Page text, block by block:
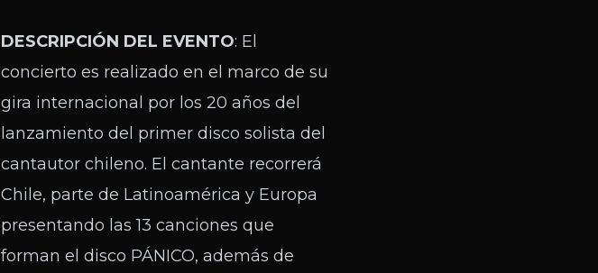
DESCRIPCIÓN DEL EVENTO: El
concierto es realizado en el marco de su
gira internacional por los 20 años del
lanzamiento del primer disco solista del
cantautor chileno. El cantante recorrerá
Chile, parte de Latinoamérica y Europa
presentando las 13 canciones que
forman el disco PÁNICO, además de